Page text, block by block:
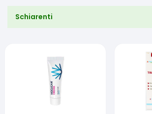
Schiarenti